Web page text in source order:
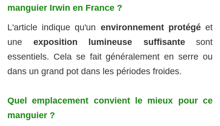
manguier Irwin en France ?
L'article indique qu'un environnement protégéet
une exposition lumineuse suffisantesont
essentiels. Cela se fait généralement en serre ou
dans un grand pot dans les périodes froides.
Quel emplacement convient le mieux pour ce
manguier ?